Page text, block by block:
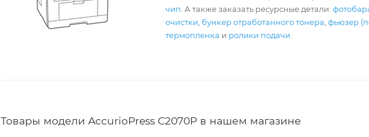
чип . А также заказать ресурсные детали:
очистки бункер отработанного тонера ,фьюзер
термопленка и ролики подачи
Товары модели AccurioPress C2070P в нашем магазине